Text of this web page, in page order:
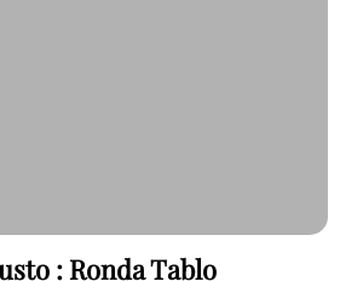
: Ronda Tablo